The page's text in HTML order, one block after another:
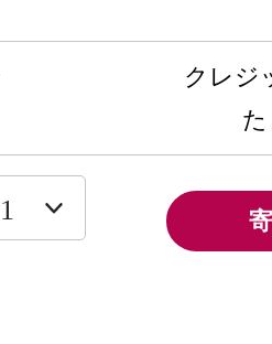
クレジ